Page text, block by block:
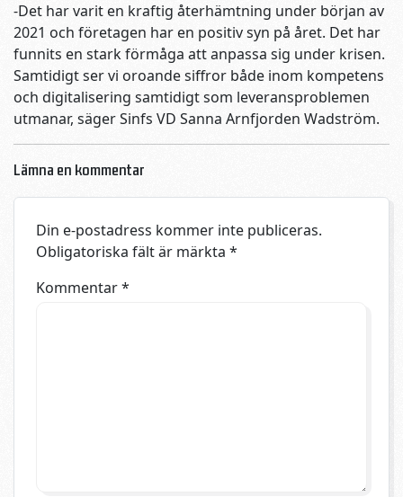
-Det har varit en kraftig återhämtning under början av
2021 och företagen har en positiv syn på året. Det har
funnits en stark förmåga att anpassa sig under krisen.
Samtidigt ser vi oroande siffror både inom kompetens
och digitalisering samtidigt som leveransproblemen
utmanar, säger Sinfs VD Sanna Arnfjorden Wadström.
Lämna en kommentar
Din e-postadress kommer inte publiceras.
Obligatoriska fält är märkta *
Kommentar*